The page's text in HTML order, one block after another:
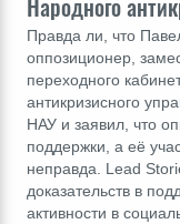
Народного
Правда ли, что
оппозиционер,
переходного
антикризисного
НАУ и заявил, что
поддержки, а её
неправда. Lead
доказательств в
активности в